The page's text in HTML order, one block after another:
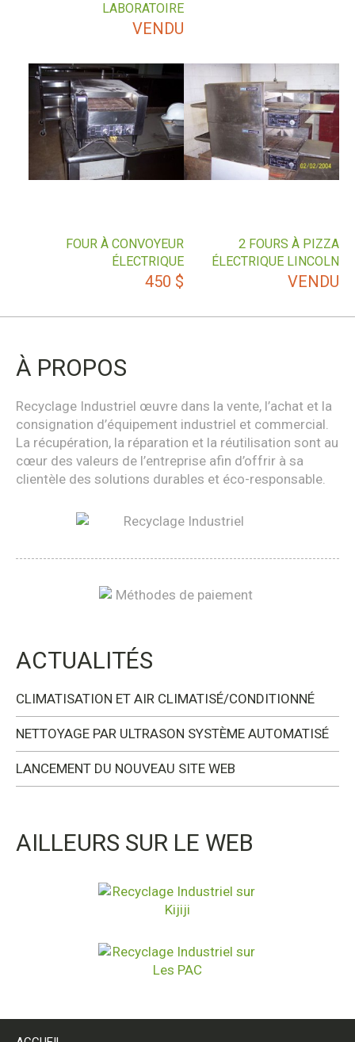
LABORATOIRE
VENDU
2 FOURS À PIZZA
ÉLECTRIQUE LINCOLN
VENDU
FOUR À CONVOYEUR
ÉLECTRIQUE
450 $
À PROPOS
Recyclage Industriel œuvre dans la vente, l’achat et la
consignation d’équipement industriel et commercial.
La récupération, la réparation et la réutilisation sont au
cœur des valeurs de l’entreprise afin d’offrir à sa
clientèle des solutions durables et éco-responsable.
ACTUALITÉS
CLIMATISATION ET AIR CLIMATISÉ/CONDITIONNÉ
NETTOYAGE PAR ULTRASON SYSTÈME AUTOMATISÉ
LANCEMENT DU NOUVEAU SITE WEB
AILLEURS SUR LE WEB